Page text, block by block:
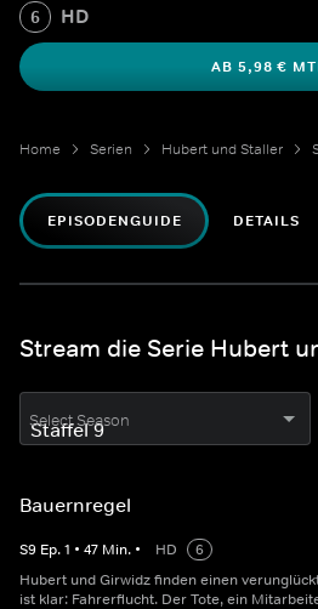
6 HD
AB 5,98 €
Home Serien Hubert und Staller
EPISODENGUIDE DETAILS
Stream die Serie Hubert
Select Season
Bauernregel
S9 Ep.1 • 47 Min. • HD
6
Hubert und Girwidz finden einen
ist klar: Fahrerflucht. Der Tote, ein